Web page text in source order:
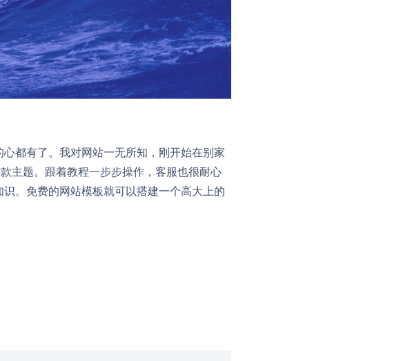
都有了。我对网站一无所知，刚开始在别家
主题。跟着教程一步步操作，客服也很耐心
。免费的网站模板就可以搭建一个高大上的